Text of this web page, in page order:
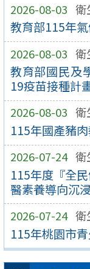
2026-08-03 衛
教育部115年
2026-08-03 衛
教育部國民及
19疫苗接種計畫
2026-08-03 衛
115年國產豬
2026-07-24 衛
115年度『全
醫素養導向沉
2026-07-24 衛
115年桃園市